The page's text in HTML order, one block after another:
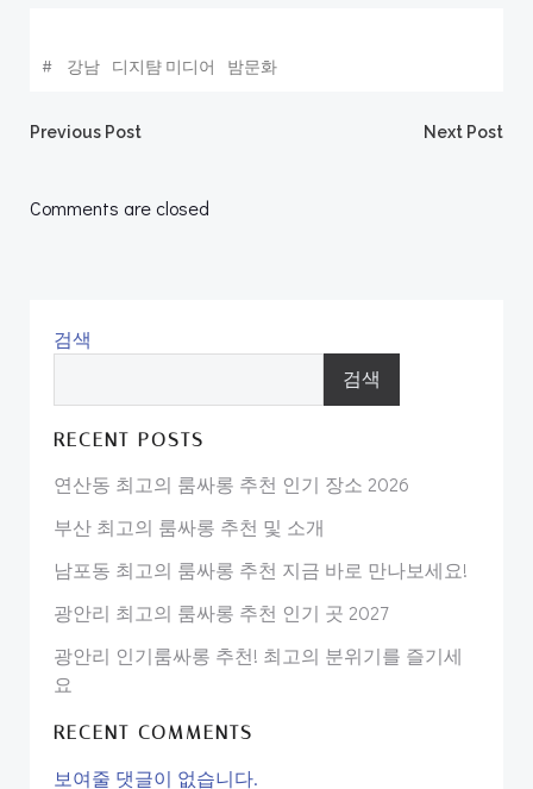
# 강남 디지턈 미디어 밤문화
Post
navigation
Previous Post Next Post
Comments are closed
검색
검색
RECENT POSTS
연산동 최고의 룸싸롱 추천 인기 장소 2026
부산 최고의 룸싸롱 추천 및 소개
남포동 최고의 룸싸롱 추천 지금 바로 만나보세요!
광안리 최고의 룸싸롱 추천 인기 곳 2027
광안리 인기룸싸롱 추천! 최고의 분위기를 즐기세
요
RECENT COMMENTS
보여줄 댓글이 없습니다.